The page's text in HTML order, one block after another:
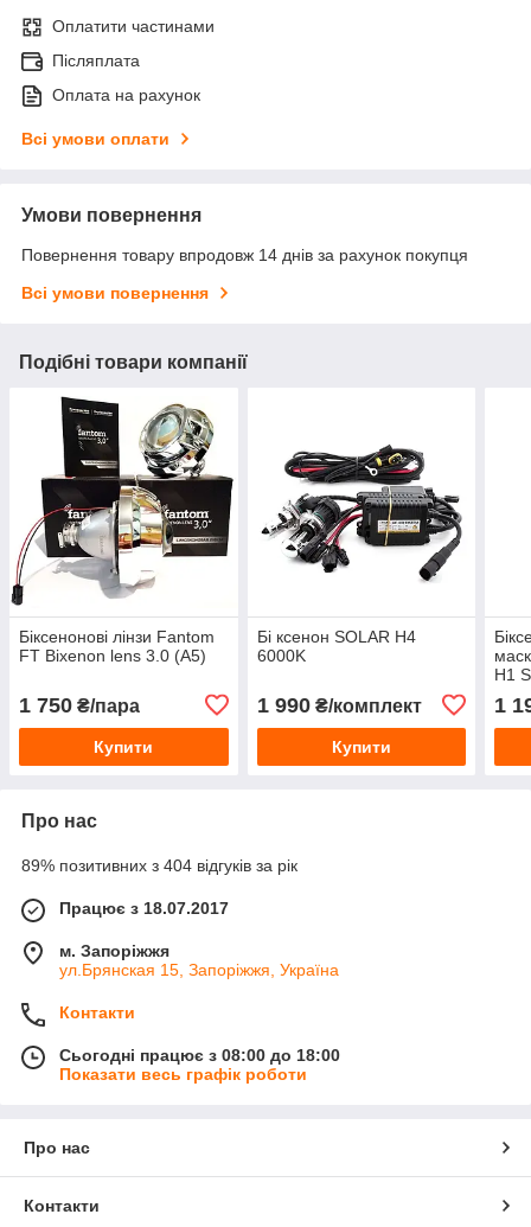
Оплатити частинами
Післяплата
Оплата на рахунок
Всі умови оплати
Умови повернення
Повернення товару впродовж 14 днів за рахунок покупця
Всі умови повернення
Подібні товари компанії
Біксенонові лінзи Fantom
FT Bixenon lens 3.0 (A5)
1 750 ₴/пара
Купити
Бі ксенон SOLAR H4
6000K
1 990₴/комплект
Купити
H1
1
Про нас
89% позитивних з 404 відгуків за рік
Працює з 18.07.2017
м. Запоріжжя
ул.Брянская 15, Запоріжжя, Україна
Контакти
Сьогодні працює з 08:00 до 18:00
Показати весь графік роботи
Про нас
Контакти